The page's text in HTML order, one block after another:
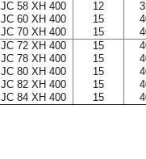
JC 58 XH 400
JC 60 XH 400
JC 70 XH 400
12
15
15
JC 72 XH 400
JC 78 XH 400
JC 80 XH 400
JC 82 XH 400
JC 84 XH 400
15
15
15
15
15